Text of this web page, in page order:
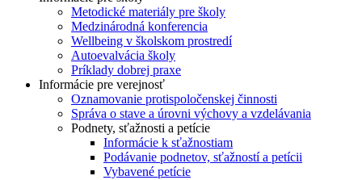
Metodické materiály pre školy
Medzinárodná konferencia
Wellbeing v školskom prostredí
Autoevalvácia školy
Príklady dobrej praxe
Informácie pre verejnosť
Oznamovanie protispoločenskej činnosti
Správa o stave a úrovni výchovy a vzdelávania
Podnety, sťažnosti a petície
Informácie k sťažnostiam
Podávanie podnetov, sťažností a petícii
Vybavené petície